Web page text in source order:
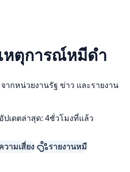
หตุการณ์หมีดำ
กหน่วยงานรัฐ ข่าว และรายงาน
อัปเดตล่าสุด: 4ชั่วโมงที่แล้ว
ามเสี่ยง รายงานหมี